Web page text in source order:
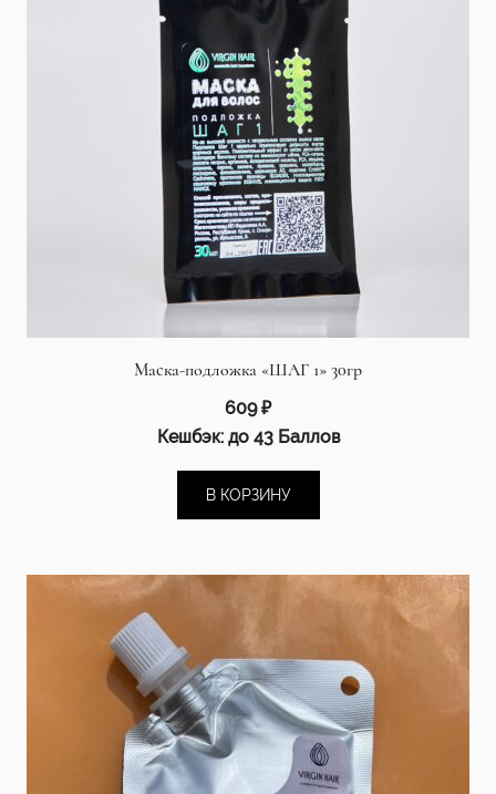
Маска-подложка «ШАГ 1» 30гр
609₽
Кешбэк:до 43 Баллов
В КОРЗИНУ